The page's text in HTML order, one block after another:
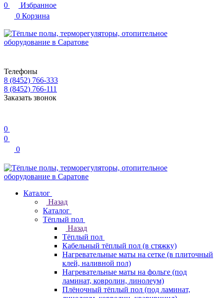
0
Избранное
0 Корзина
Телефоны
8 (8452) 766-333
8 (8452) 766-111
Заказать звонок
0
0
0
Каталог
Назад
Каталог
Тёплый пол
Назад
Тёплый пол
Кабельный тёплый пол (в стяжку)
Нагревательные маты на сетке (в плиточный
клей, наливной пол)
Нагревательные маты на фольге (под
ламинат, ковролин, линолеум)
Плёночный тёплый пол (под ламинат,